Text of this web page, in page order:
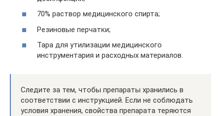
70% раствор медицинского спирта;
Резиновые перчатки;
Тара для утилизации медицинского
инструментария и расходных материалов.
Следите за тем, чтобы препараты хранились в
соответствии с инструкцией. Если не соблюдать
условия хранения, свойства препарата теряются